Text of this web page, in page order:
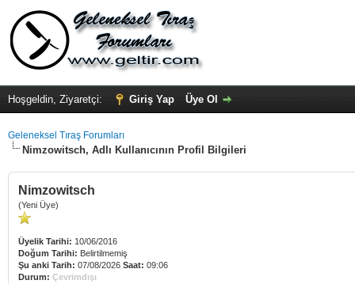
Hoşgeldin, Ziyaretçi: Giriş Yap Üye Ol
Geleneksel Tıraş Forumları
Nimzowitsch, Adlı Kullanıcının Profil Bilgileri
Nimzowitsch
(Yeni Üye)
Üyelik Tarihi: 10/06/2016
Doğum Tarihi: Belirtilmemiş
Şu anki Tarih: 07/08/2026 Saat: 09:06
Durum: Çevrimdışı